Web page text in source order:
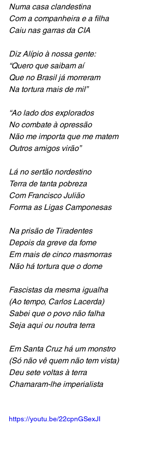
Numa casa clandestina
Com a companheira e a filha
Caiu nas garras da CIA
Diz Alípio à nossa gente:
“Quero que saibam aí
Que no Brasil já morreram
Na tortura mais de mil”
“Ao lado dos explorados
No combate à opressão
Não me importa que me matem
Outros amigos virão”
Lá no sertão nordestino
Terra de tanta pobreza
Com Francisco Julião
Forma as Ligas Camponesas
Na prisão de Tiradentes
Depois da greve da fome
Em mais de cinco masmorras
Não há tortura que o dome
Fascistas da mesma igualha
(Ao tempo, Carlos Lacerda)
Sabei que o povo não falha
Seja aqui ou noutra terra
Em Santa Cruz há um monstro
(Só não vê quem não tem vista)
Deu sete voltas à terra
Chamaram-lhe imperialista
https://youtu.be/22cpnGSexJI